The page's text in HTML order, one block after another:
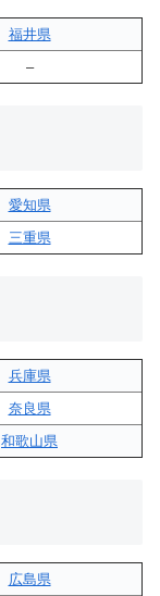
福井県
–
愛知県
三重県
兵庫県
奈良県
和歌山県
広島県